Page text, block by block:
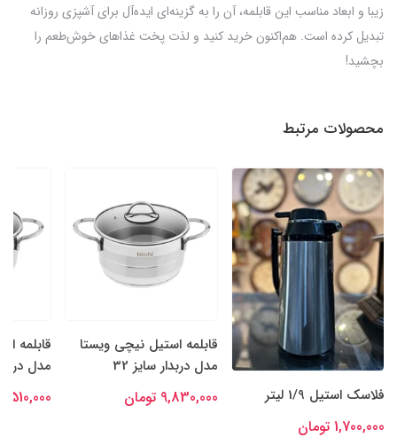
زیبا و ابعاد مناسب این قابلمه، آن را به گزینه‌ای ایده‌آل برای آشپزی روزانه
تبدیل کرده است. هم‌اکنون خرید کنید و لذت پخت غذاهای خوش‌طعم را
بچشید!
محصولات مرتبط
فلاسک استیل 1/9 لیتر
1,700,000 تومان
قابلمه استیل نیچی ویستا
مدل دربدار سایز 32
9,830,000 تومان
قابلمه
مدل
7,510,000